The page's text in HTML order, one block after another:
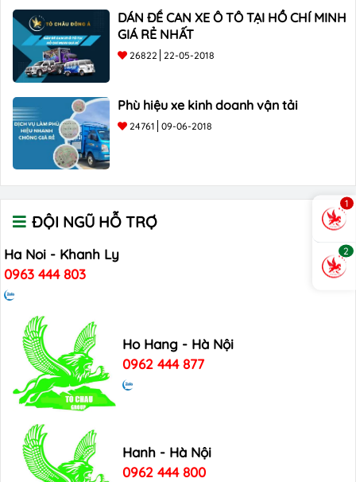
DÁN ĐỀ CAN XE Ô TÔ TẠI HỒ CHÍ MINH
GIÁ RẺ NHẤT
26822 22-05-2018
Phù hiệu xe kinh doanh vận tải
24761 09-06-2018
ĐỘI NGŨ HỖ TRỢ
Ha Noi - Khanh Ly
0963 444 803
Ho Hang - Hà Nội
0962 444 877
Hanh - Hà Nội
0962 444 800
1
2